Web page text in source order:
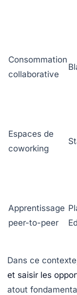
Consommation
collaborative
Espaces de
coworking
Apprentissage
peer-to-peer
Dans ce
et saisir les
atout